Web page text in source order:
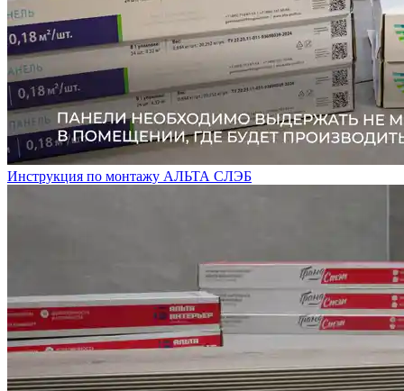
Инструкция по монтажу АЛЬТА СЛЭБ